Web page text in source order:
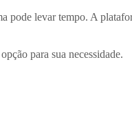
pode levar tempo. A
para sua necessidade.